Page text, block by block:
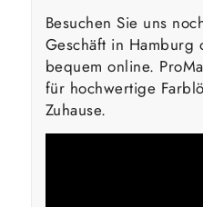
Besuchen Sie uns
Geschäft in Hamburg
bequem online.
für hochwertige
Zuhause.